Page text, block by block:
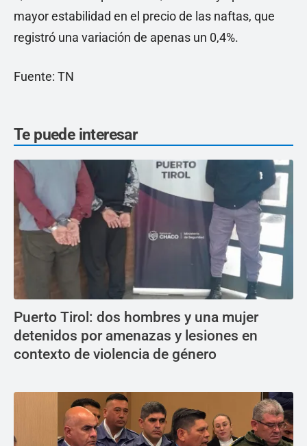
mayor estabilidad en el precio de las naftas, que
registró una variación de apenas un 0,4%.
Fuente: TN
Te puede interesar
Puerto Tirol: dos hombres y una mujer
detenidos por amenazas y lesiones en
contexto de violencia de género